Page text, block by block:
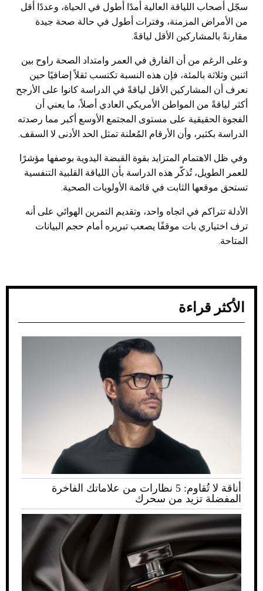
سجّل أصحاب اللياقة العالية أمدًا أطول في الحياة، وعددًا أقل
من الأمراض المزمنة، وفترات أطول في حالة صحة جيدة
مقارنةً بالمشاركين الأقل لياقةً.
وعلى الرغم من أن الفارق في العمر وامتداد الصحة راوح بين
اثنين وثلاثة بالمئة، فإن هذه النسبة تكتسب ثقلاً إضافيًا حين
نعرف أن المشاركين الأقل لياقةً في الدراسة كانوا على الأرجح
أكثر لياقةً من المواطن الأمريكي العادي أصلاً، ما يعني أن
الفجوة الحقيقية على مستوى المجتمع الأوسع أكبر مما رصدته
الدراسة بكثير، وأن الأرقام المُعلنة تمثل الحد الأدنى لا السقف.
وفي ظل الاهتمام المتزايد بقوة القبضة اليدوية بوصفها مؤشرًا
للعمر الطويل، تُذكّر هذه الدراسة بأن اللياقة القلبية التنفسية
تستحق موقعها الثابت في قائمة الأولويات الصحية.
الأدلة تتراكم في اتجاه واحد، وتقديم التمرين الهوائي على أنه
ترف اختياري بات موقفًا يصعب تبريره أمام حجم البيانات
المتاحة.
الأكثر قراءة
أناقة لا تُقاوم: 5 نظارات من علاماتك الفاخرة
المفضلة تزيد من سحرك